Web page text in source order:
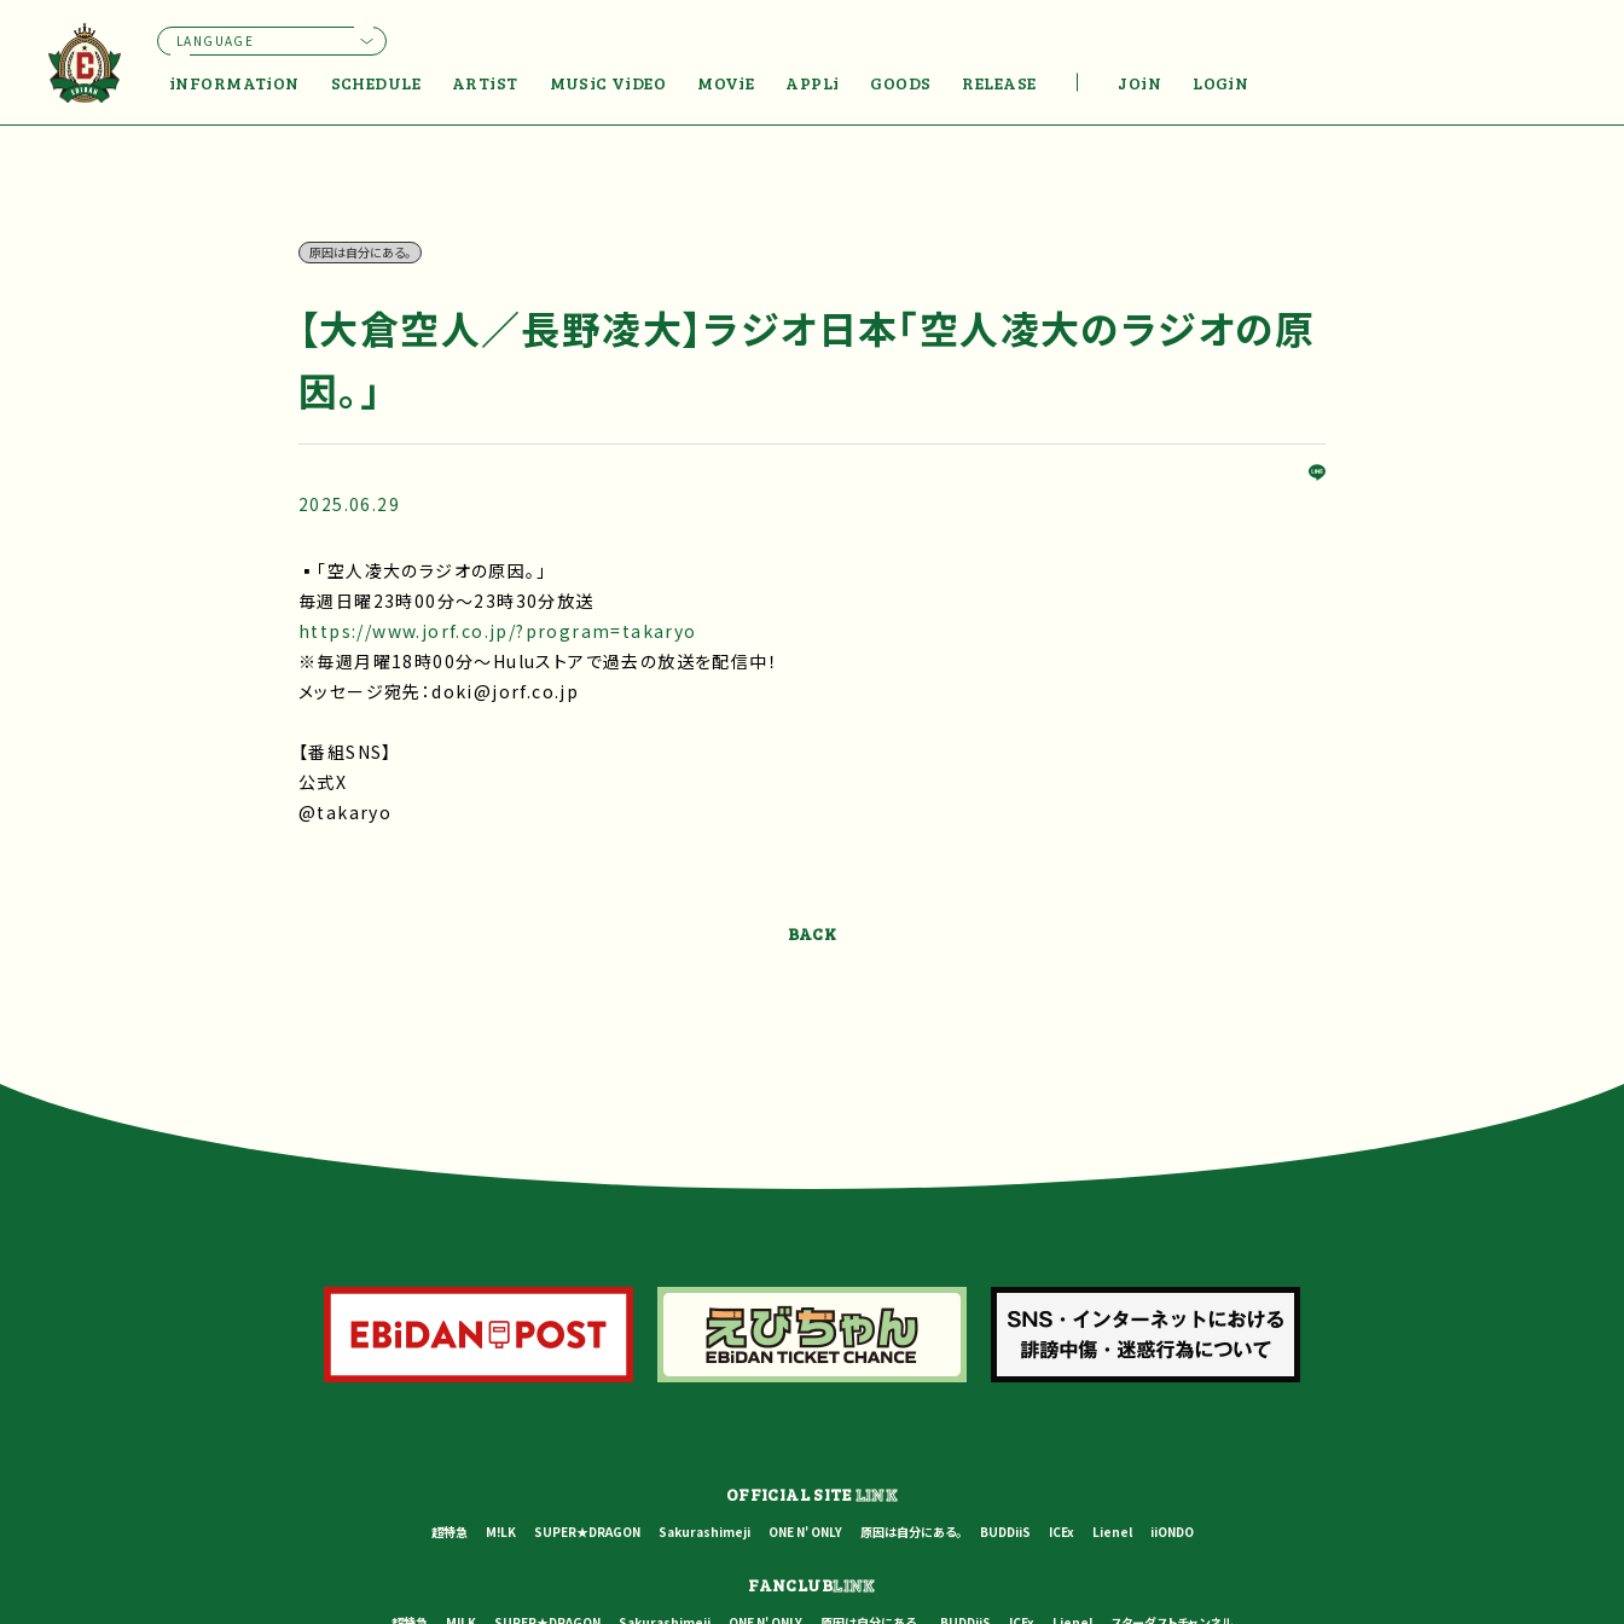
iNFORMATiON SCHEDULE ARTiST MUSiC ViDEO MOViE APPLi GOODS RELEASE JOiN LOGiN
LANGUAGE
原因は自分にある。
【大倉空人／長野凌大】ラジオ日本「空人凌大のラジオの原
因。」
2025.06.29
▪「空人凌大のラジオの原因。」
毎週日曜23時00分～23時30分放送
https://www.jorf.co.jp/?program=takaryo
※毎週月曜18時00分～Huluストアで過去の放送を配信中！
メッセージ宛先：doki@jorf.co.jp
【番組SNS】
公式X
@takaryo
BACK
OFFICIAL SITELINK
超特急 M!LK SUPER★DRAGON Sakurashimeji ONE N' ONLY 原因は自分にある。 BUDDiiS ICEx Lienel iiONDO
FANCLUBLINK